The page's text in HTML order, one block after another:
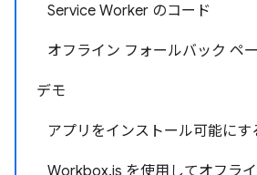
Service Worker のコード
オフライン フォールバック ペ
デモ
アプリをインストール可能に
Workbox.js を使用してオフラ